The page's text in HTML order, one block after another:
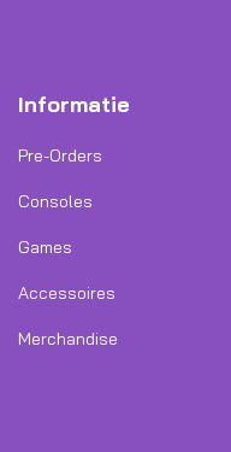
Informatie
Pre-Orders
Consoles
Games
Accessoires
Merchandise